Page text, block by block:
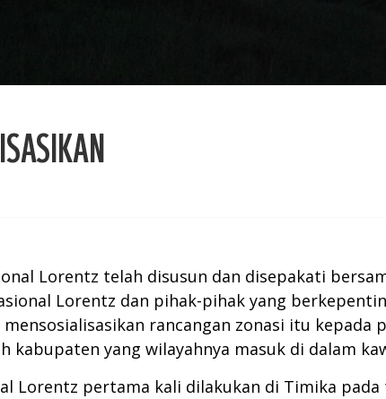
Lorentz telah disusun dan disepakati
Lorentz dan pihak-pihak yang
rancangan zonasi itu kepada
yang wilayahnya masuk di dalam
Lorentz pertama kali dilakukan di Timika